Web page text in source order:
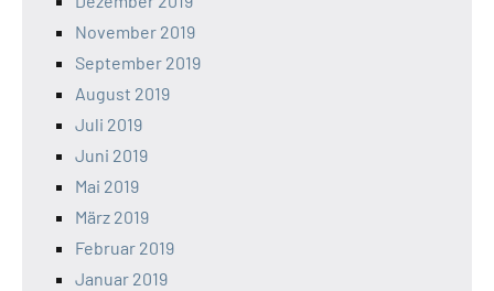
November 2019
September 2019
August 2019
Juli 2019
Juni 2019
Mai 2019
März 2019
Februar 2019
Januar 2019